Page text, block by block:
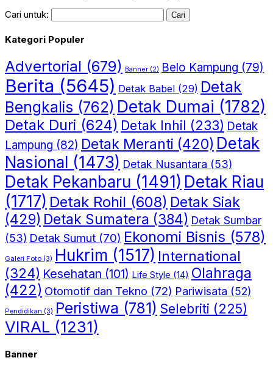
Cari untuk:
Kategori Populer
Advertorial (679) Banner (2) Belo Kampung (79)
Berita (5645) Detak Babel (29) Detak
Bengkalis (762) Detak Dumai (1782)
Detak Duri (624) Detak Inhil (233) Detak
Lampung (82) Detak Meranti (420) Detak
Nasional (1473) Detak Nusantara (53)
Detak Pekanbaru (1491) Detak Riau
(1717) Detak Rohil (608) Detak Siak
(429) Detak Sumatera (384) Detak Sumbar
(53) Detak Sumut (70) Ekonomi Bisnis (578)
Galeri Foto (3) Hukrim (1517) International
(324) Kesehatan (101) Life Style (14) Olahraga
(422) Otomotif dan Tekno (72) Pariwisata (52)
Pendidikan (3) Peristiwa (781) Selebriti (225)
VIRAL (1231)
Banner